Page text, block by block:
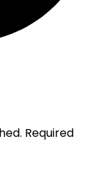
Required